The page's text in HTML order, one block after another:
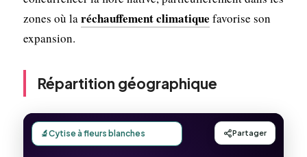
zones où laréchauffement climatique favorise son
expansion.
Répartition géographique